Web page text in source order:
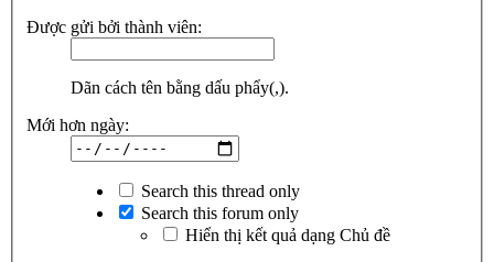
Được gửi bởi thành viên:
Dãn cách tên bằng dấu phẩy(,).
Mới hơn ngày:
Search this thread only
Search this forum only
Hiển thị kết quả dạng Chủ đề